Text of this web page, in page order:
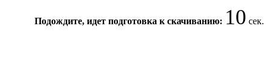
Подождите, идет подготовка к скачиванию: 10 сек.